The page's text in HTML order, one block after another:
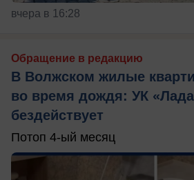
вчера в 16:28
Обращение в редакцию
В Волжском жилые
во время дождя: УК
бездействует
Потоп 4-ый месяц